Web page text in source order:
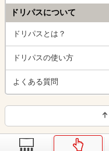
ドリパスについて
ドリパスとは？
ドリパスの使い方
よくある質問